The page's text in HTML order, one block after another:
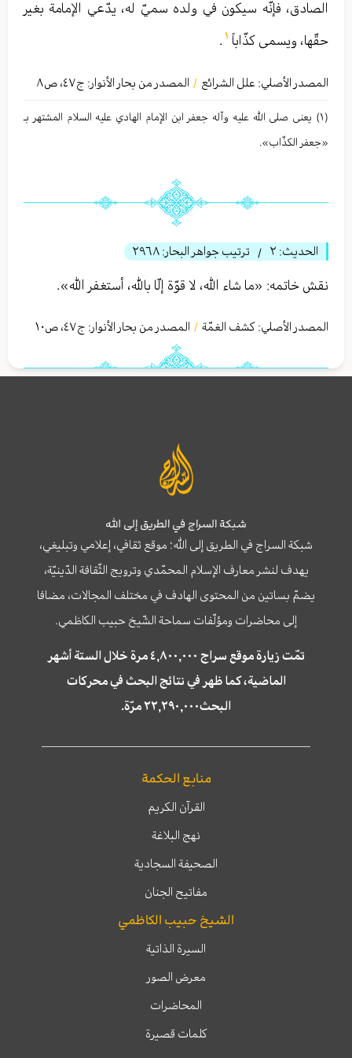
الصادق، فإنّه سيكون في ولده سميّ له، يدّعي الإمامة بغير
حقّها، ويسمى كذّاباً .
المصدر الأصلي: علل الشرائع / المصدر من بحار الأنوار: ج٤٧، ص٨
(١) یعنی صلى الله عليه وآله جعفر ابن الإمام الهادي عليه السلام المشتهر بـ
«جعفر الكذّاب».
الحديث: ٢ / ترتيب جواهر البحار: ٢٩٦٨
نقش خاتمه: «ما شاء الله، لا قوّة إلّا بالله، أستغفر الله».
المصدر الأصلي: كشف الغمّة / المصدر من بحار الأنوار: ج٤٧، ص١٠
شبكة السراج في الطريق إلى الله
شبكة السراج في الطريق إلى الله؛ موقع ثقافي، إعلامي وتبليغي،
يهدف لنشر معارف الإسلام المحمّدي وترويج الثّقافة الدّينيّة،
يضمّ بساتين من المحتوى الهادف في مختلف المجالات، مضافا
إلى محاضرات ومؤلّفات سماحة الشّيخ حبيب الكاظمي.
تمّت زيارة موقع سراج ٤,٨٠٠,٠٠٠ مرة خلال الستة أشهر
الماضية، كما ظهر في نتائج البحث في محركات
البحث٢٢,٢٩٠,٠٠٠ مرّة.
منابع الحكمة
القرآن الكريم
نهج البلاغة
الصحيفة السجادية
مفاتيح الجنان
الشيخ حبيب الكاظمي
السيرة الذاتية
معرض الصور
المحاضرات
كلمات قصيرة